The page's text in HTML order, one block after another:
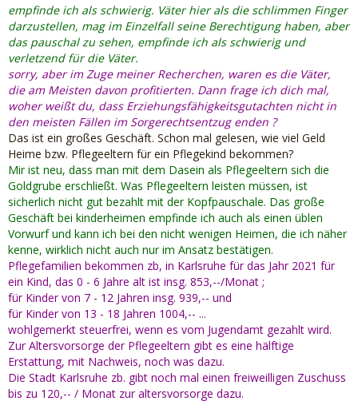
eigentlich nicht wissen. Er bekommt nämlich einzig die
schriftliche Fragestellung und die bisherigen Akten des
Verfahrens in Kopie. Eine "Tendenzäußerung" des Richters
gibt es nicht. Da müsste der Richter sich - voreingenommen
- ja schon eine Meinung gebildet haben. Er braucht aber
den Gutachter deshalb, um sich eine Meinung bilden zu
können. Den Familienrichtern hier grundsätzlich ein
Unrechtsverhalten zu unterstellen, ist auch so ein Ding, wo
ich nicht mit kann.
Kann man übrigens auch nachlesen, in den folgenden Links
- mag sein, dass sich das Geschriebene dort sehr ähnelt,
aber es steht meist noch etwas anderes mit dabei.
https://www.vaterlos.eu/3-von-…aft-und-nicht-verwertbar/
https://daserste.ndr.de/panora…gelhaft,gutachten132.html
hier werden dann auch links zu einer weiteren Studie
angezeigt
Fernuni Hagen - auf der 2. Seite ein Link zu Gutachter: Die
heimlichen Richter und daraus ein Zitat von einem ehem.
Familienrichter :
empfinde ich als schwierig. Väter hier als die schlimmen Finger
darzustellen, mag im Einzelfall seine Berechtigung haben, aber
das pauschal zu sehen, empfinde ich als schwierig und
verletzend für die Väter.
sorry, aber im Zuge meiner Recherchen, waren es die Väter,
die am Meisten davon profitierten. Dann frage ich dich mal,
woher weißt du, dass Erziehungsfähigkeitsgutachten nicht in
den meisten Fällen im Sorgerechtsentzug enden ?
Das ist ein großes Geschäft. Schon mal gelesen, wie viel Geld
Heime bzw. Pflegeeltern für ein Pflegekind bekommen?
Mir ist neu, dass man mit dem Dasein als Pflegeeltern sich die
Goldgrube erschließt. Was Pflegeeltern leisten müssen, ist
sicherlich nicht gut bezahlt mit der Kopfpauschale. Das große
Geschäft bei kinderheimen empfinde ich auch als einen üblen
Vorwurf und kann ich bei den nicht wenigen Heimen, die ich näher
kenne, wirklich nicht auch nur im Ansatz bestätigen.
Pflegefamilien bekommen zb, in Karlsruhe für das Jahr 2021 für
ein Kind, das 0 - 6 Jahre alt ist insg. 853,--/Monat ;
für Kinder von 7 - 12 Jahren insg. 939,-- und
für Kinder von 13 - 18 Jahren 1004,-- ...
wohlgemerkt steuerfrei, wenn es vom Jugendamt gezahlt wird.
Zur Altersvorsorge der Pflegeeltern gibt es eine hälftige
Erstattung, mit Nachweis, noch was dazu.
Die Stadt Karlsruhe zb. gibt noch mal einen freiweilligen Zuschuss
bis zu 120,-- / Monat zur altersvorsorge dazu.